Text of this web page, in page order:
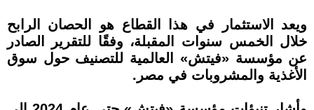
ويعد الاستثمار في هذا القطاع هو الحصان الرابح
خلال الخمس سنوات المقبلة، وفقًا للتقرير الصادر
عن مؤسسة «فيتش» العالمية للتصنيف حول سوق
الأغذية والمشروبات في مصر.